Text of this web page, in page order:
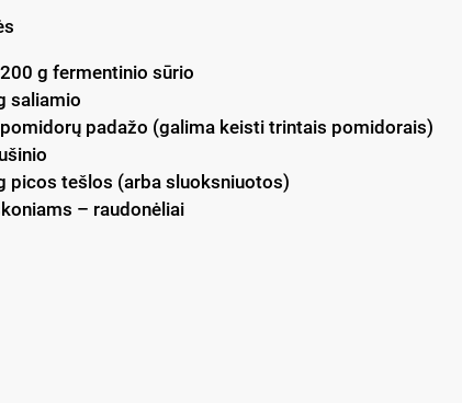
g fermentinio sūrio
saliamio
padažo (galima keisti trintais pomidorais)
picos tešlos (arba sluoksniuotos)
– raudonėliai